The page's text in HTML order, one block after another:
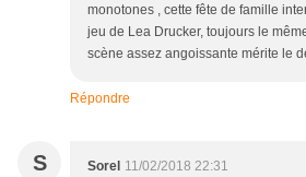
monotones , cette fête de famille
jeu de Lea Drucker, toujours le
scène assez angoissante mérite le
Répondre
S Sorel 11/02/2018 22:31